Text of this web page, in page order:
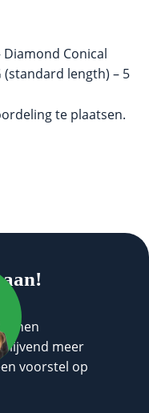
Diamond Conical
(standard length) – 5
te plaatsen.
meer
voorstel op